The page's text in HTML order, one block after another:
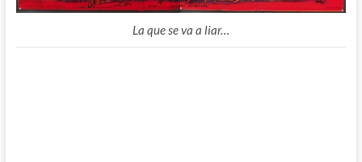
La que se va a liar…